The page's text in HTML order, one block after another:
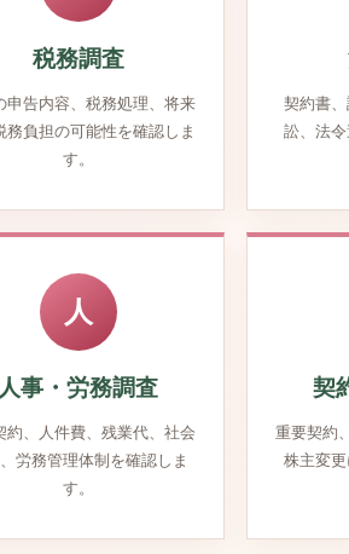
税務調査
申告内容、税務処理、将来
務負担の可能性を確認しま
す。
契約書
訟、法
人
人事・労務調査
約、人件費、残業代、社会
労務管理体制を確認しま
す。
契
重要契約
株主変